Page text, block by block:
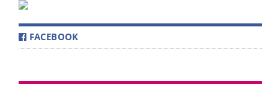
FACEBOOK